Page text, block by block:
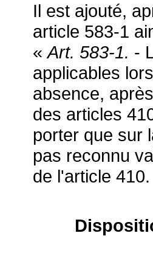
Il est ajouté,
article 583-1
«Art. 583-1. -
applicables
absence,
des articles
porter que sur
pas reconnu
de l'article